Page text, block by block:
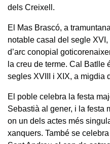
dels Creixell.
El Mas Brascó, a
notable casal del segle
d’arc conopial
la creu de terme. Cal Batlle
segles XVIII i XIX, a migdia
El poble celebra la festa
Sebastià al gener, i la festa
on un dels actes més
xanquers. També se